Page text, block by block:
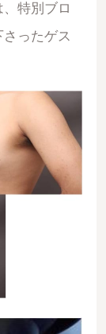
特別ブロ
ったゲス